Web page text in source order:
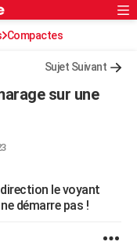
Rechercher
Compactes
Sujet Suivant
sur une
le voyant
démarre pas !